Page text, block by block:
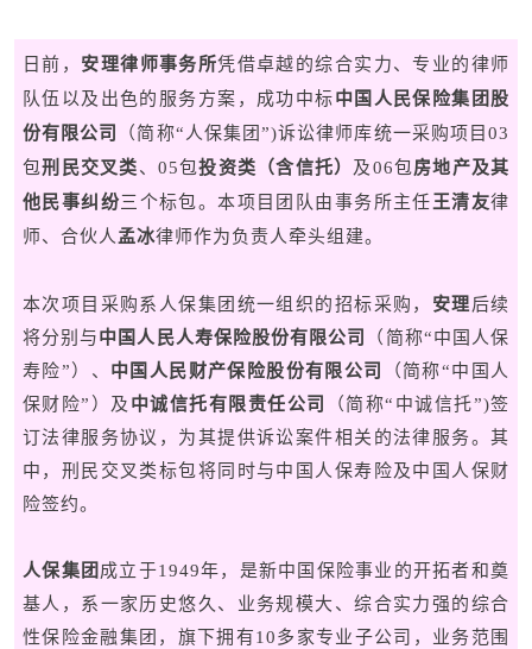
日前， 安理律师事务所凭借卓越的综合实力、专业的律师
队伍以及出色的服务方案，成功中标中国人民保险集团股
份有限公司
（简称“人保集团”)诉讼律师库统一采购项目03
包刑民交叉类、05包投资类（含信托） 及06包房地产及其
他民事纠纷三个标包。本项目团队由事务所主任王清友律
师、合伙人 孟冰律师作为负责人牵头组建。
本次项目采购系人保集团统一组织的招标采购， 安理后续
将分别与中国人民人寿保险股份有限公司
（简称“中国人保
寿险”）、 中国人民财产保险股份有限公司
（简称“中国人
保财险”）及 中诚信托有限责任公司
（简称“中诚信托”)签
订法律服务协议，为其提供诉讼案件相关的法律服务。其
中，刑民交叉类标包将同时与中国人保寿险及中国人保财
险签约。
人保集团 成立于1949年，是新中国保险事业的开拓者和奠
基人，系一家历史悠久、业务规模大、综合实力强的综合
性保险金融集团，旗下拥有10多家专业子公司，业务范围